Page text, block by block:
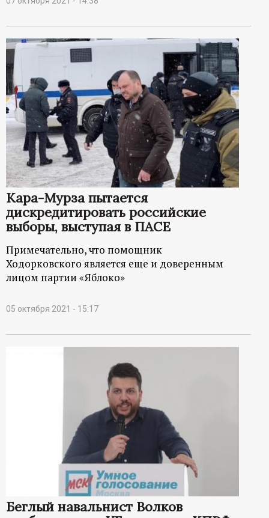
Кара-Мурза пытается
дискредитировать российские
выборы, выступая в ПАСЕ
Примечательно, что помощник
Ходорковского является еще и доверенным
лицом партии «Яблоко»
05 октября 2021 - 15:17
Беглый навальнист Волков